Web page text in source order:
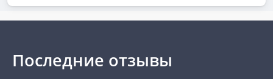
Последние отзывы